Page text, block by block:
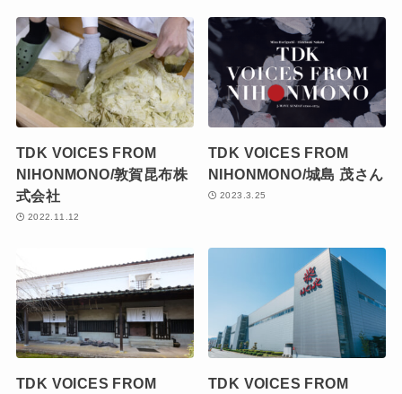
TDK VOICES FROM
NIHONMONO/敦賀昆布株
式会社
2022.11.12
TDK VOICES FROM
NIHONMONO/城島 茂さん
2023.3.25
TDK VOICES FROM
TDK VOICES FROM